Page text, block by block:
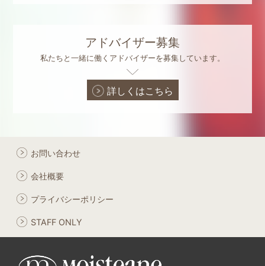
アドバイザー募集
私たちと一緒に働くアドバイザーを募集しています。
詳しくはこちら
お問い合わせ
会社概要
プライバシーポリシー
STAFF ONLY